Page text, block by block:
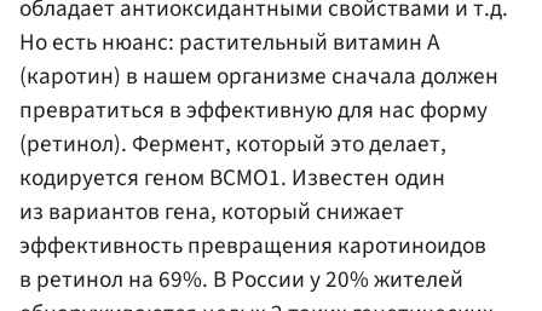
обладает антиоксидантными свойствами и т.д.
Но есть нюанс: растительный витамин А
(каротин) в нашем организме сначала должен
превратиться в эффективную для нас форму
(ретинол). Фермент, который это делает,
кодируется геном ВСМО1. Известен один
из вариантов гена, который снижает
эффективность превращения каротиноидов
в ретинол на 69%. В России у 20% жителей